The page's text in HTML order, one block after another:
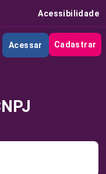
Acessibilidade
Acessar Cadastrar